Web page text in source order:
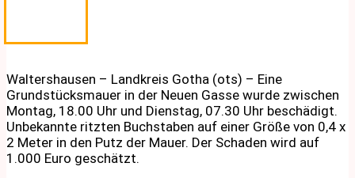
Waltershausen – Landkreis Gotha (ots) – Eine
Grundstücksmauer in der Neuen Gasse wurde zwischen
Montag, 18.00 Uhr und Dienstag, 07.30 Uhr beschädigt.
Unbekannte ritzten Buchstaben auf einer Größe von 0,4 x
2 Meter in den Putz der Mauer. Der Schaden wird auf
1.000 Euro geschätzt.